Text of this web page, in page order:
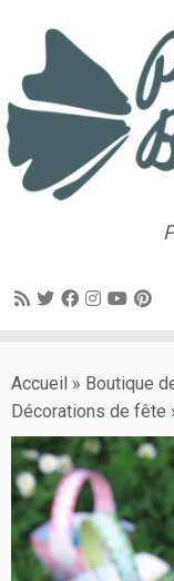
Accueil » Boutique
Décorations de fête